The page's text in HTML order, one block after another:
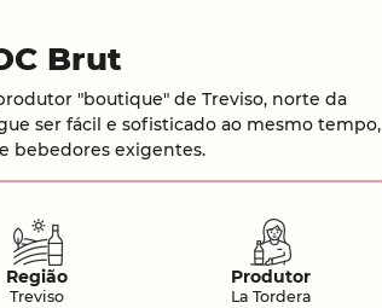
Brut
"boutique" de Treviso, norte da
ser fácil e sofisticado ao mesmo tempo,
bebedores exigentes.
Região
Treviso
Produtor
La Tordera